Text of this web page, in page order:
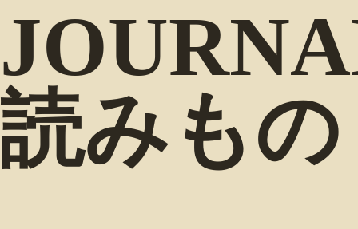
読みもの